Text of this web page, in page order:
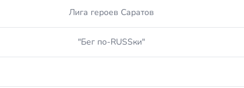
Лига героев Саратов
"Бег по-RUSSки"